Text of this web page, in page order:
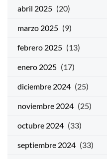
abril 2025 (20)
marzo 2025 (9)
febrero 2025 (13)
enero 2025 (17)
diciembre 2024 (25)
noviembre 2024 (25)
octubre 2024 (33)
septiembre 2024 (33)